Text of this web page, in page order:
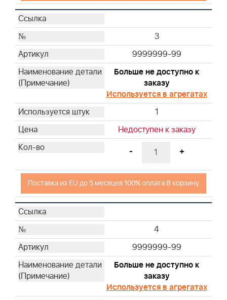
3
9999999-99
Больше не доступно к
заказу
Используется в агрегатах
1
Недоступен к заказу
-
+
Поставка из EU до 5 месяцев 100% оплата В корзину
4
9999999-99
Больше не доступно к
заказу
Используется в агрегатах